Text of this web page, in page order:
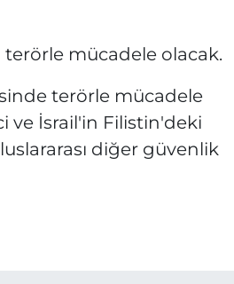
terörle mücadele olacak.
terörle mücadele
ve İsrail'in Filistin'deki
diğer güvenlik